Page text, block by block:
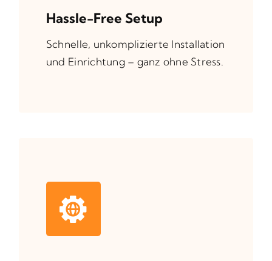
Hassle-Free Setup
Schnelle, unkomplizierte Installation
und Einrichtung – ganz ohne Stress.